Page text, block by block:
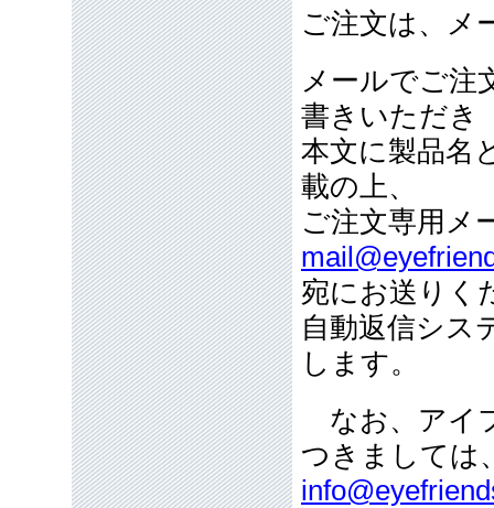
ご注文は、メ
メールでご注
書きいただき
本文に製品名
載の上、
ご注文専用
宛にお送りく
自動返信シス
します。
なお、アイ
つきましては